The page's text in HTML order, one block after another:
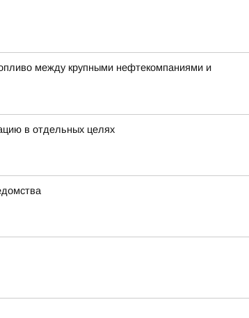
между крупными нефтекомпаниями и
в отдельных целях